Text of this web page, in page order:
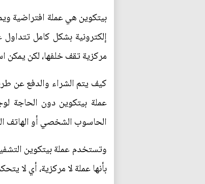
بيتكوين هي عملة افتراضية
إلكترونية بشكل كامل
مركزية تقف خلفها، لكن يمكن
كيف يتم الشراء والدفع عن
عملة بيتكوين دون الحاجة
الحاسوب الشخصي أو الهاتف
وتستخدم عملة بيتكوين
بأنها عملة لا مركزية، أي